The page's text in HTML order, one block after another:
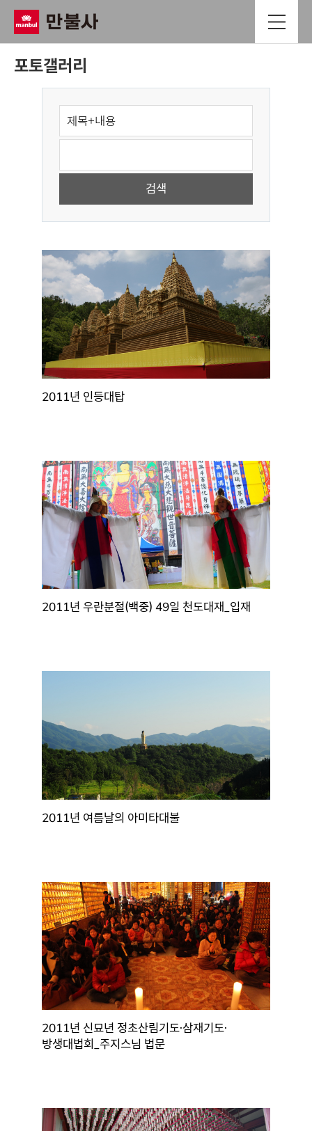
포토갤러리
2011년 인등대탑
2011년 우란분절(백중) 49일 천도대재_입재
2011년 여름날의 아미타대불
2011년 신묘년 정초산림기도·삼재기도·
방생대법회_주지스님 법문